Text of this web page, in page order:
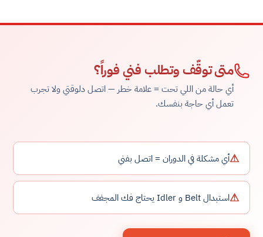
متى توقّف وتطلب فني فوراً؟
أي حالة من اللي تحت = علامة خطر — اتصل دلوقتي ولا تجرب
تعمل أي حاجة بنفسك.
⚠أي مشكلة في الدوران = اتصل بفني
⚠استبدال Belt و Idler يحتاج فك المجفف